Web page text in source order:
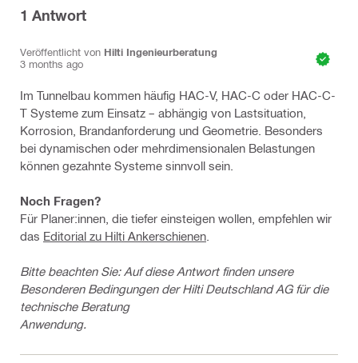
1 Antwort
Veröffentlicht von Hilti Ingenieurberatung
3 months ago
Im Tunnelbau kommen häufig HAC-V, HAC-C oder HAC-C-
T Systeme zum Einsatz – abhängig von Lastsituation,
Korrosion, Brandanforderung und Geometrie. Besonders
bei dynamischen oder mehrdimensionalen Belastungen
können gezahnte Systeme sinnvoll sein.
Noch Fragen?
Für Planer:innen, die tiefer einsteigen wollen, empfehlen wir
das Editorial zu Hilti Ankerschienen
Bitte beachten Sie: Auf diese Antwort finden unsere
Besonderen Bedingungen der Hilti Deutschland AG für die
technische Beratung
Anwendung.